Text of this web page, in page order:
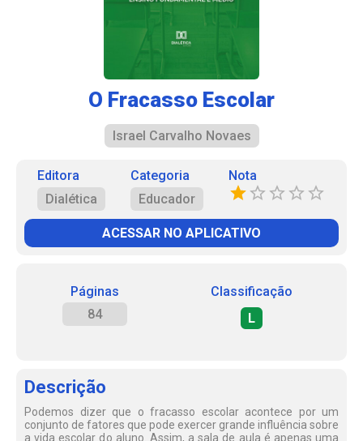
O Fracasso Escolar
Israel Carvalho Novaes
Editora
Dialética
Categoria
Educador
Nota
ACESSAR NO APLICATIVO
Páginas
84
Classificação
L
Descrição
Podemos dizer que o fracasso escolar acontece por um
conjunto de fatores que pode exercer grande influência sobre
a vida escolar do aluno. Assim, a sala de aula é apenas uma